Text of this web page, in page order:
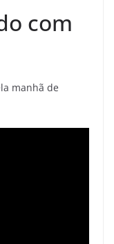
com
manhã de